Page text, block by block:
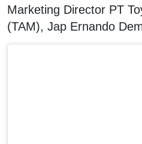
Marketing Director PT
(TAM), Jap Ernando